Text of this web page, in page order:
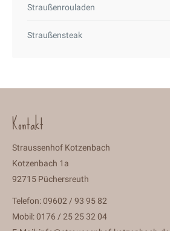
Straußenrouladen
Straußensteak
Kontakt
Straussenhof Kotzenbach
Kotzenbach 1a
92715 Püchersreuth
Telefon: 09602 / 93 95 82
Mobil: 0176 / 25 25 32 04